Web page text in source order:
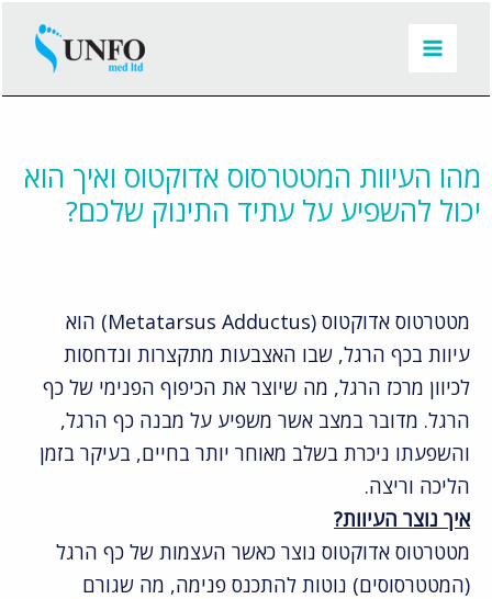
מהו העיוות המטטרסוס אדוקטוס ואיך הוא
יכול להשפיע על עתיד התינוק שלכם?
מטטרטוס אדוקטוס (Metatarsus Adductus) הוא
עיוות בכף הרגל, שבו האצבעות מתקצרות ונדחסות
לכיוון מרכז הרגל, מה שיוצר את הכיפוף הפנימי של כף
הרגל. מדובר במצב אשר משפיע על מבנה כף הרגל,
והשפעתו ניכרת בשלב מאוחר יותר בחיים, בעיקר בזמן
הליכה וריצה.
איך נוצר העיוות?
מטטרטוס אדוקטוס נוצר כאשר העצמות של כף הרגל
(המטטרסוסים) נוטות להתכנס פנימה, מה שגורם